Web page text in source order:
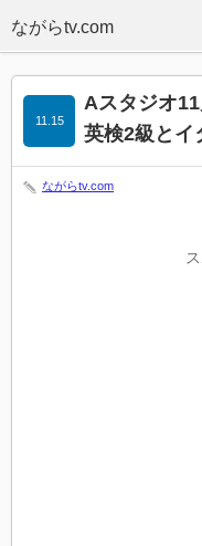
Aスタジオ
英検2級とイ
11.15
ながらtv.com